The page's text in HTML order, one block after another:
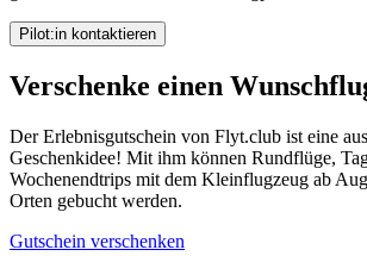
Pilot:in kontaktieren
Verschenke einen
Der Erlebnisgutschein von Flyt.club ist eine
Geschenkidee! Mit ihm können Rundflüge,
Wochenendtrips mit dem Kleinflugzeug ab
Orten gebucht werden.
Gutschein verschenken